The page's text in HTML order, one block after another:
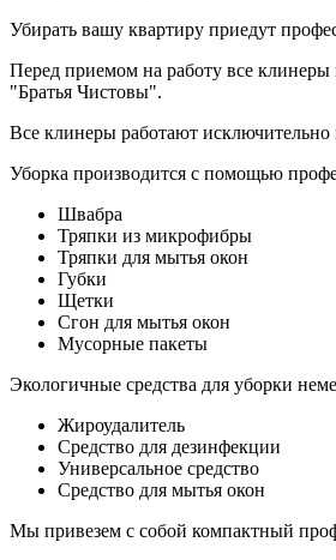
Убирать вашу квартиру приедут
Перед приемом на работу все клинеры
"Братья Чистовы".
Все клинеры работают
Уборка производится с помощью
Швабра
Тряпки из микрофибры
Тряпки для мытья окон
Губки
Щетки
Сгон для мытья окон
Мусорные пакеты
Экологичные средства для уборки
Жироудалитель
Средство для дезинфекции
Универсальное средство
Средство для мытья окон
Мы привезем с собой компактный